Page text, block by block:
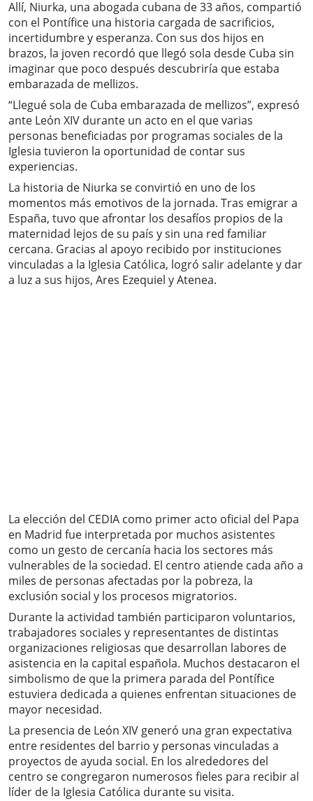
Allí, Niurka, una abogada cubana de 33 años, compartió
con el Pontífice una historia cargada de sacrificios,
incertidumbre y esperanza. Con sus dos hijos en
brazos, la joven recordó que llegó sola desde Cuba sin
imaginar que poco después descubriría que estaba
embarazada de mellizos.
“Llegué sola de Cuba embarazada de mellizos”, expresó
ante León XIV durante un acto en el que varias
personas beneficiadas por programas sociales de la
Iglesia tuvieron la oportunidad de contar sus
experiencias.
La historia de Niurka se convirtió en uno de los
momentos más emotivos de la jornada. Tras emigrar a
España, tuvo que afrontar los desafíos propios de la
maternidad lejos de su país y sin una red familiar
cercana. Gracias al apoyo recibido por instituciones
vinculadas a la Iglesia Católica, logró salir adelante y dar
a luz a sus hijos, Ares Ezequiel y Atenea.
La elección del CEDIA como primer acto oficial del Papa
en Madrid fue interpretada por muchos asistentes
como un gesto de cercanía hacia los sectores más
vulnerables de la sociedad. El centro atiende cada año a
miles de personas afectadas por la pobreza, la
exclusión social y los procesos migratorios.
Durante la actividad también participaron voluntarios,
trabajadores sociales y representantes de distintas
organizaciones religiosas que desarrollan labores de
asistencia en la capital española. Muchos destacaron el
simbolismo de que la primera parada del Pontífice
estuviera dedicada a quienes enfrentan situaciones de
mayor necesidad.
La presencia de León XIV generó una gran expectativa
entre residentes del barrio y personas vinculadas a
proyectos de ayuda social. En los alrededores del
centro se congregaron numerosos fieles para recibir al
líder de la Iglesia Católica durante su visita.